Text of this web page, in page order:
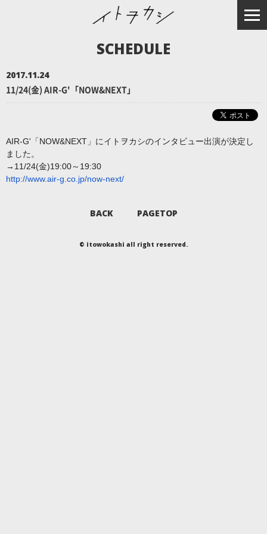
SCHEDULE
2017.11.24
11/24(金) AIR-G'「NOW&NEXT」
AIR-G'「NOW&NEXT」にイトヲカシのインタビュー出演が決定し
ました。
→11/24(金)19:00～19:30
http://www.air-g.co.jp/now-next/
BACK PAGETOP
© itowokashi all right reserved.